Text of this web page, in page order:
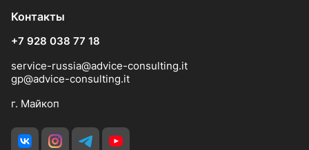
Контакты
+7 928 038 77 18
service-russia@advice-consulting.it
gp@advice-consulting.it
г. Майкоп